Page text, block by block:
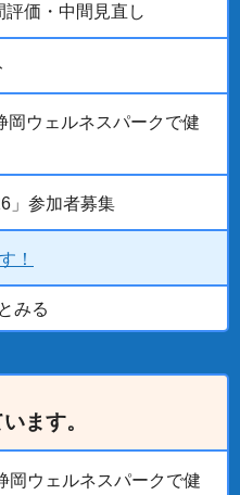
評価・中間見直し
岡ウェルネスパークで健
」参加者募集
！
みる
ます。
岡ウェルネスパークで健